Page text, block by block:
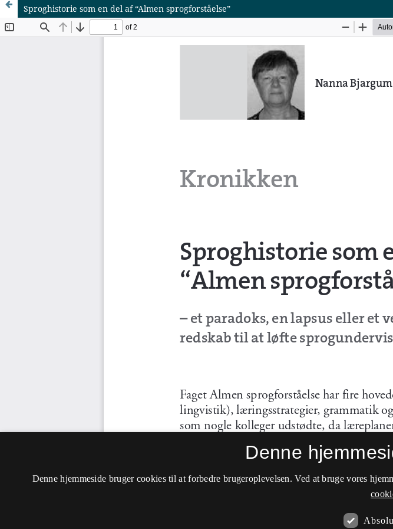
Sproghistorie som en del af “Almen sprogforståelse”
Denne
Denne hjemmeside bruger cookies til at forbedre brugeroplevelsen. Ved at bruge vores